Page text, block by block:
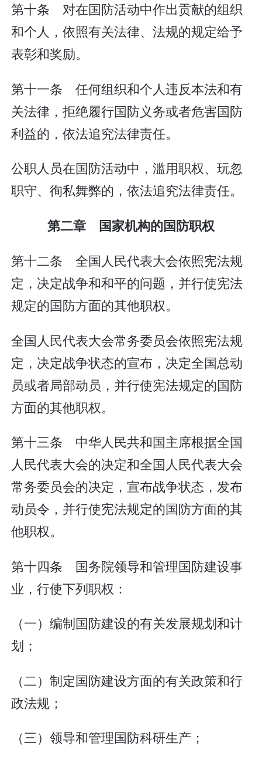
第十条 对在国防活动中作出贡献的组织
和个人，依照有关法律、法规的规定给予
表彰和奖励。
第十一条 任何组织和个人违反本法和有
关法律，拒绝履行国防义务或者危害国防
利益的，依法追究法律责任。
公职人员在国防活动中，滥用职权、玩忽
职守、徇私舞弊的，依法追究法律责任。
第二章 国家机构的国防职权
第十二条 全国人民代表大会依照宪法规
定，决定战争和和平的问题，并行使宪法
规定的国防方面的其他职权。
全国人民代表大会常务委员会依照宪法规
定，决定战争状态的宣布，决定全国总动
员或者局部动员，并行使宪法规定的国防
方面的其他职权。
第十三条 中华人民共和国主席根据全国
人民代表大会的决定和全国人民代表大会
常务委员会的决定，宣布战争状态，发布
动员令，并行使宪法规定的国防方面的其
他职权。
第十四条 国务院领导和管理国防建设事
业，行使下列职权：
（一）编制国防建设的有关发展规划和计
划；
（二）制定国防建设方面的有关政策和行
政法规；
（三）领导和管理国防科研生产；